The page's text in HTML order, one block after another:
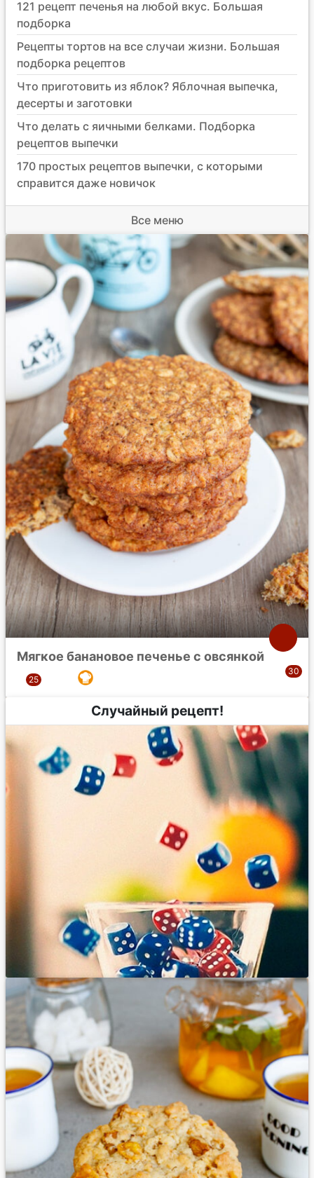
121 рецепт печенья на любой вкус. Большая
подборка
Рецепты тортов на все случаи жизни. Большая
подборка рецептов
Что приготовить из яблок? Яблочная выпечка,
десерты и заготовки
Что делать с яичными белками. Подборка
рецептов выпечки
170 простых рецептов выпечки, с которыми
справится даже новичок
Все меню
Мягкое банановое печенье с овсянкой
Случайный рецепт!